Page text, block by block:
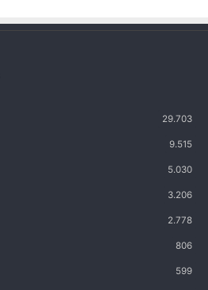
29.703
9.515
5.030
3.206
2.778
806
599